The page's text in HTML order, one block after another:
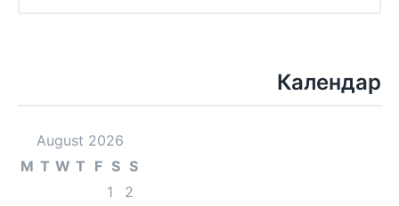
Календар
August 2026
M T W T F S S
1
2